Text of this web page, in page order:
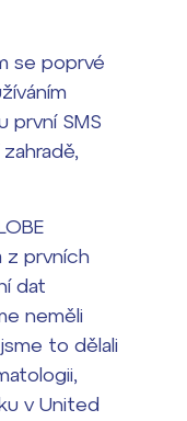
se poprvé
první SMS
z prvních
dat
neměli
to dělali
v United